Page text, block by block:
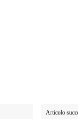
Articolo